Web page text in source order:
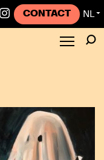
🍉 FREE
CONTACT NL ▼